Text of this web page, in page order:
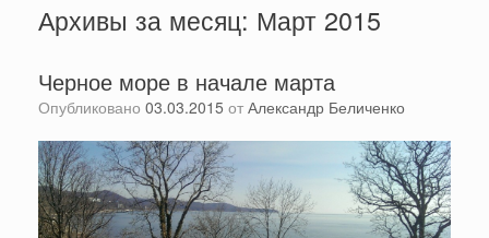
Архивы за месяц: Март 2015
Черное море в начале марта
Опубликовано 03.03.2015 от Александр Беличенко